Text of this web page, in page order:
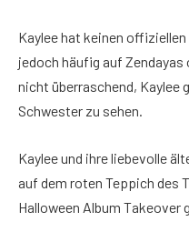
Kaylee hat keinen
jedoch häufig auf
nicht überraschend, Kaylee
Schwester zu sehen.
Kaylee und ihre liebevolle
auf dem roten Teppich des
Halloween Album Takeover